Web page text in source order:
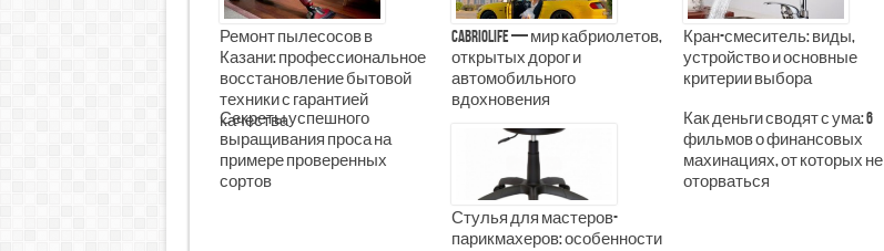
Ремонт пылесосов в
Казани: профессиональное
восстановление бытовой
техники с гарантией
качества
CabrioLife — мир кабриолетов,
открытых дорог и
автомобильного
вдохновения
Кран-смеситель: виды,
устройство и основные
критерии выбора
Секреты успешного
выращивания проса на
примере проверенных
сортов
Стулья для мастеров-
парикмахеров: особенности
Как деньги сводят с ума: 6
фильмов о финансовых
махинациях, от которых не
оторваться